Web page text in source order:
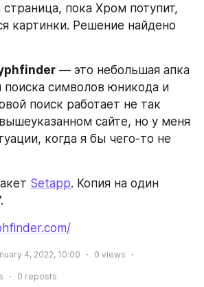
страница, пока Хром потупит,
картинки. Решение найдено
— это небольшая апка
символов юникода и
поиск работает не так
сайте, но у меня
когда я бы чего-то не
Setapp. Копия на один
4, 2022, 10:00 0 views
0 reposts